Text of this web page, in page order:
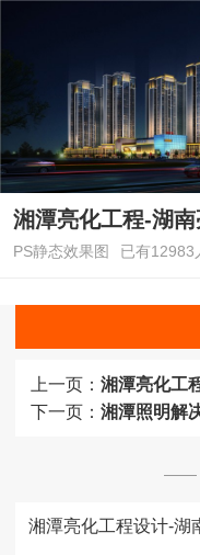
湘潭亮化工程-湖南
PS静态效果图 已有12983
上一页： 湘潭亮化工
下一页： 湘潭照明解
湘潭亮化工程设计-湖